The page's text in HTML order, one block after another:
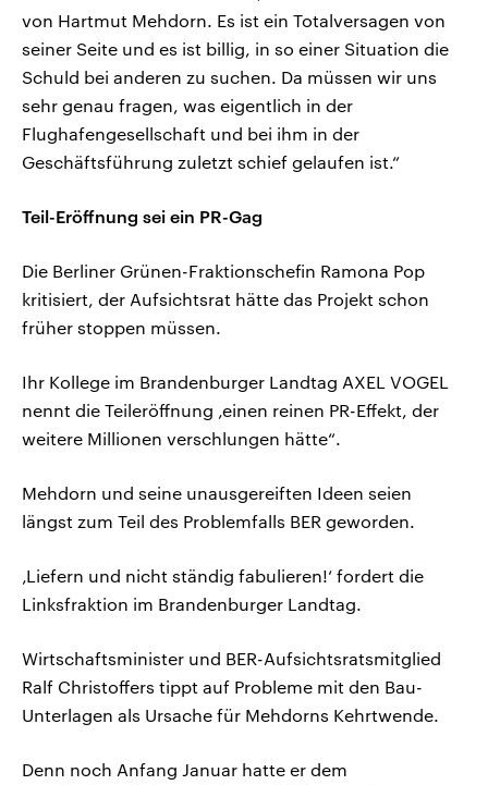
von Hartmut Mehdorn. Es ist ein Totalversagen von
seiner Seite und es ist billig, in so einer Situation die
Schuld bei anderen zu suchen. Da müssen wir uns
sehr genau fragen, was eigentlich in der
Flughafengesellschaft und bei ihm in der
Geschäftsführung zuletzt schief gelaufen ist.“
Teil-Eröffnung sei ein PR-Gag
Die Berliner Grünen-Fraktionschefin Ramona Pop
kritisiert, der Aufsichtsrat hätte das Projekt schon
früher stoppen müssen.
Ihr Kollege im Brandenburger Landtag AXEL VOGEL
nennt die Teileröffnung ‚einen reinen PR-Effekt, der
weitere Millionen verschlungen hätte“.
Mehdorn und seine unausgereiften Ideen seien
längst zum Teil des Problemfalls BER geworden.
‚Liefern und nicht ständig fabulieren!‘ fordert die
Linksfraktion im Brandenburger Landtag.
Wirtschaftsminister und BER-Aufsichtsratsmitglied
Ralf Christoffers tippt auf Probleme mit den Bau-
Unterlagen als Ursache für Mehdorns Kehrtwende.
Denn noch Anfang Januar hatte er dem